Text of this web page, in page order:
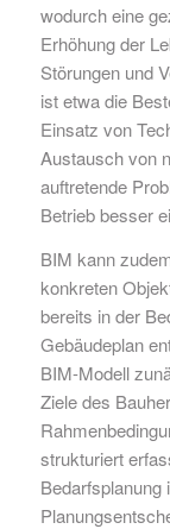
wodurch eine
Erhöhung der
Störungen und
ist etwa die
Einsatz von
Austausch von
auftretende
Betrieb besser
BIM kann
konkreten
bereits in der
Gebäudeplan
BIM-Modell
Ziele des
strukturiert
Bedarfsplanung